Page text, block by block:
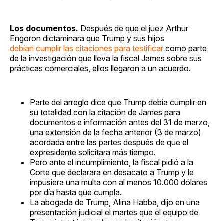
Los documentos. Después de que el juez Arthur
Engoron dictaminara que Trump y sus hijos
debían cumplir las citaciones para testificarcomo parte
de la investigación que lleva la fiscal James sobre sus
prácticas comerciales, ellos llegaron a un acuerdo.
Parte del arreglo dice que Trump debía cumplir en
su totalidad con la citación de James para
documentos e información antes del 31 de marzo,
una extensión de la fecha anterior (3 de marzo)
acordada entre las partes después de que el
expresidente solicitara más tiempo.
Pero ante el incumplimiento, la fiscal pidió a la
Corte que declarara en desacato a Trump y le
impusiera una multa con al menos 10.000 dólares
por día hasta que cumpla.
La abogada de Trump, Alina Habba, dijo en una
presentación judicial el martes que el equipo de